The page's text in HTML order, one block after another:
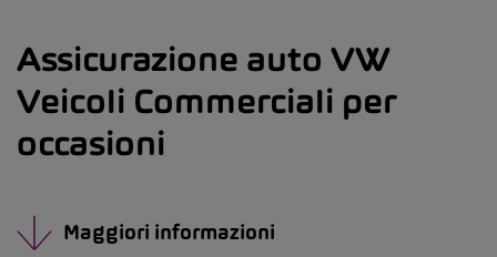
Assicurazione auto VW
Veicoli Commerciali per
occasioni
Maggiori informazioni